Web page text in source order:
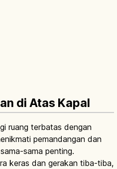
di Atas Kapal
ruang terbatas dengan
pemandangan dan
sama penting.
keras dan gerakan tiba-tiba,